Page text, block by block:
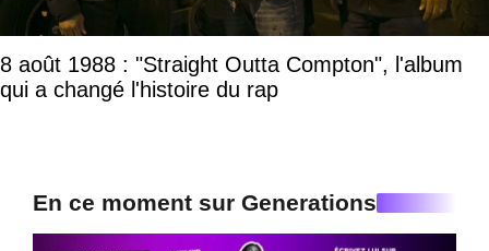
8 août 1988 : "Straight Outta Compton", l'album
qui a changé l'histoire du rap
En ce moment sur Generations